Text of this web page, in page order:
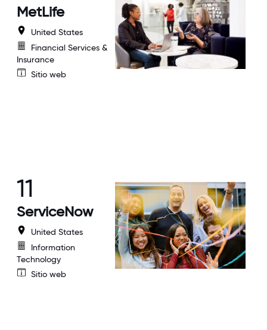
MetLife
United States
Financial Services &
Insurance
Sitio web
11
ServiceNow
United States
Information
Technology
Sitio web